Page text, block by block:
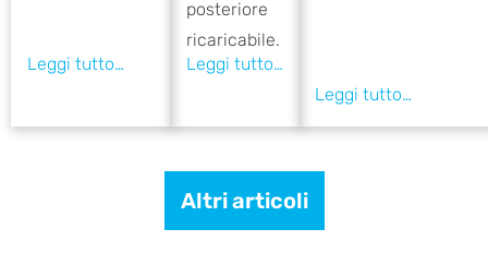
posteriore
ricaricabile.
Altri articoli